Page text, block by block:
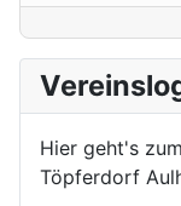
Hier geht's
Töpferdorf